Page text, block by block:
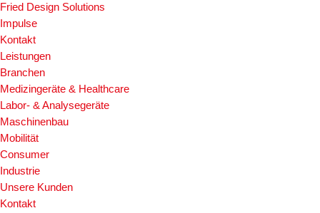
Fried Design Solutions
Impulse
Kontakt
Leistungen
Branchen
Medizingeräte & Healthcare
Labor- & Analysegeräte
Maschinenbau
Mobilität
Consumer
Industrie
Unsere Kunden
Kontakt